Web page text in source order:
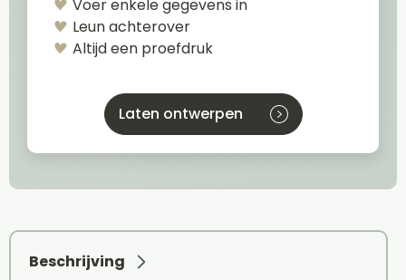
Voer enkele gegevens in
Leun achterover
Altijd een proefdruk
Laten ontwerpen
Beschrijving